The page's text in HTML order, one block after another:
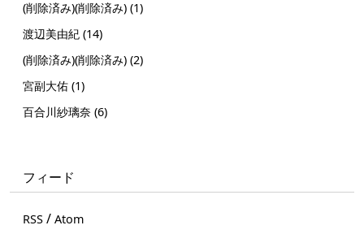
(削除済み)(削除済み) (1)
渡辺美由紀 (14)
(削除済み)(削除済み) (2)
宮副大佑 (1)
百合川紗璃奈 (6)
フィード
RSS / Atom